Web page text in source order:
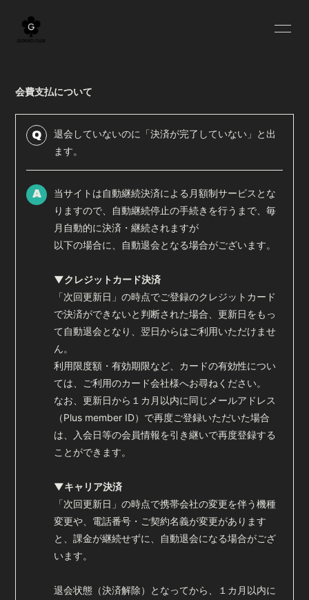
INFORMATION
PROFILE YOUTUBE
OFF SHOT Q&A
GOODS
会員登録 ログイン
会費支払について
Q
退会していないのに「決済が完了していない」と出
ます。
A
当サイトは自動継続決済による月額制サービスとな
りますので、自動継続停止の手続きを行うまで、毎
月自動的に決済・継続されますが
以下の場合に、自動退会となる場合がございます。
▼クレジットカード決済
「次回更新日」の時点でご登録のクレジットカード
で決済ができないと判断された場合、更新日をもっ
て自動退会となり、翌日からはご利用いただけませ
ん。
利用限度額・有効期限など、カードの有効性につい
ては、ご利用のカード会社様へお尋ねください。
なお、更新日から１カ月以内に同じメールアドレス
（Plus member ID）で再度ご登録いただいた場合
は、入会日等の会員情報を引き継いで再度登録する
ことができます。
▼キャリア決済
「次回更新日」の時点で携帯会社の変更を伴う機種
変更や、電話番号・ご契約名義が変更があります
と、課金が継続せずに、自動退会になる場合がござ
います。
退会状態（決済解除）となってから、１カ月以内に